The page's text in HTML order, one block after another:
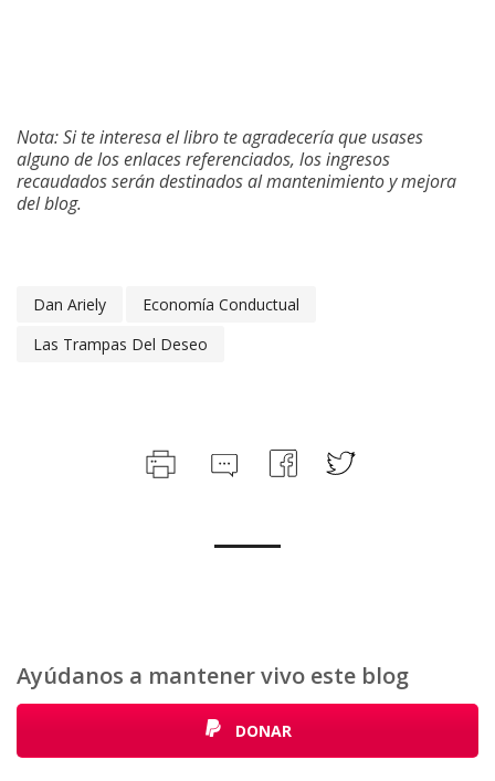
Nota: Si te interesa el libro te agradecería que usases
alguno de los enlaces referenciados, los ingresos
recaudados serán destinados al mantenimiento y mejora
del blog.
Dan Ariely
Economía Conductual
Las Trampas Del Deseo
Ayúdanos a mantener vivo este blog
DONAR